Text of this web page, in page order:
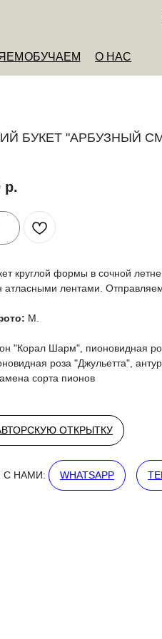
О НАС
БУКЕТ "АРБУЗНЫЙ
р.
круглой формы в сочной
атласными лентами.
М.
"Корал Шарм", пионовидная
роза "Джульетта",
сорта пионов
ОТКРЫТКУ
С НАМИ: WHATSAPP